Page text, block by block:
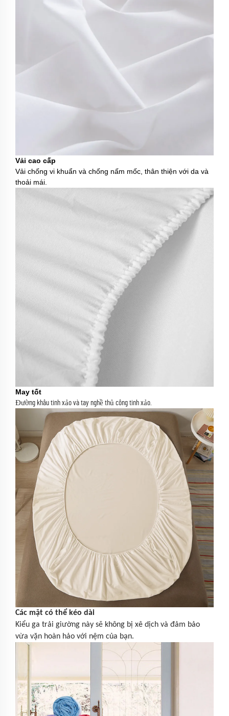
Vải cao cấp
Vải chống vi khuẩn và chống nấm mốc, thân thiện với da và
thoải mái.
May tốt
Đường khâu tinh xảo và tay nghề thủ công tinh xảo.
Các mặt có thể kéo dài
Kiểu ga trải giường này sẽ không bị xê dịch và đảm bảo
vừa vặn hoàn hảo với nệm của bạn.